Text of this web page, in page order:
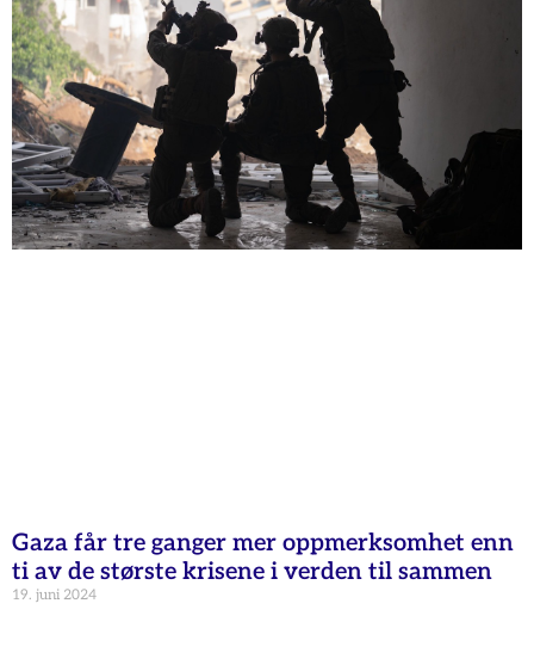
Gaza får tre ganger mer oppmerksomhet enn
ti av de største krisene i verden til sammen
19. juni 2024